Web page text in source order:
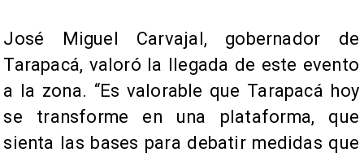
José Miguel Carvajal, gobernador de
Tarapacá, valoró la llegada de este evento
a la zona. “Es valorable que Tarapacá hoy
se transforme en una plataforma, que
sienta las bases para debatir medidas que